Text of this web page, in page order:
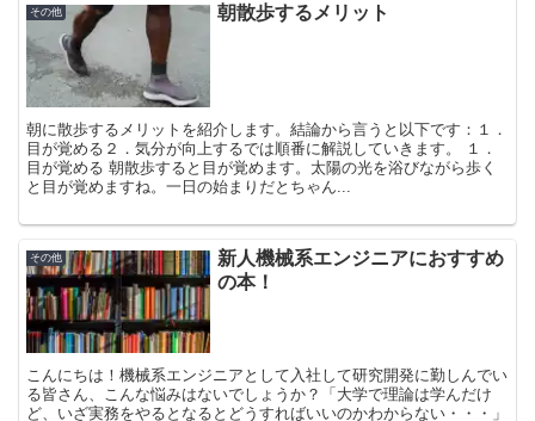
その他 朝散歩するメリット
朝に散歩するメリットを紹介します。結論から言うと以下です：１．
目が覚める２．気分が向上するでは順番に解説していきます。 １．
目が覚める 朝散歩すると目が覚めます。太陽の光を浴びながら歩く
と目が覚めますね。一日の始まりだとちゃん...
その他
新人機械系エンジニアにおすすめ
の本！
こんにちは！機械系エンジニアとして入社して研究開発に勤しんでい
る皆さん、こんな悩みはないでしょうか？「大学で理論は学んだけ
ど、いざ実務をやるとなるとどうすればいいのかわからない・・・」